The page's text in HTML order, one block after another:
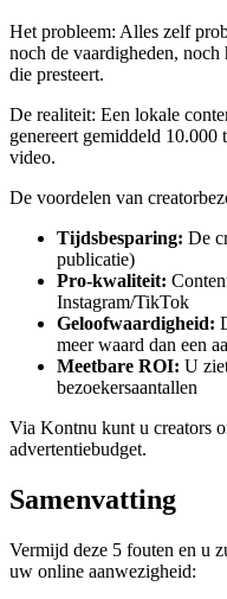
Het probleem: Alles zelf
noch de vaardigheden,
die presteert.
De realiteit: Een lokale
genereert gemiddeld 10.000
video.
De voordelen van
Tijdsbesparing: De
publicatie)
Pro-kwaliteit:
Instagram/TikTok
Geloofwaardigheid:
meer waard dan een
Meetbare ROI: U
bezoekersaantallen
Via Kontnu kunt u creators
advertentiebudget.
Samenvatting
Vermijd deze 5 fouten en u
uw online aanwezigheid: